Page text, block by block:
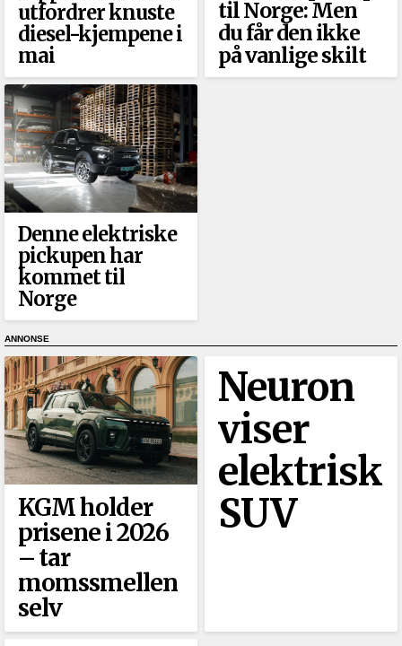
utfordrer knuste
diesel-kjempene i
mai
til Norge: Men
du får den ikke
på vanlige skilt
Denne elektriske
pickupen har
kommet til
Norge
KGM holder
prisene i 2026
–⁠ tar
momssmellen
selv
Neuron
viser
elektrisk
SUV